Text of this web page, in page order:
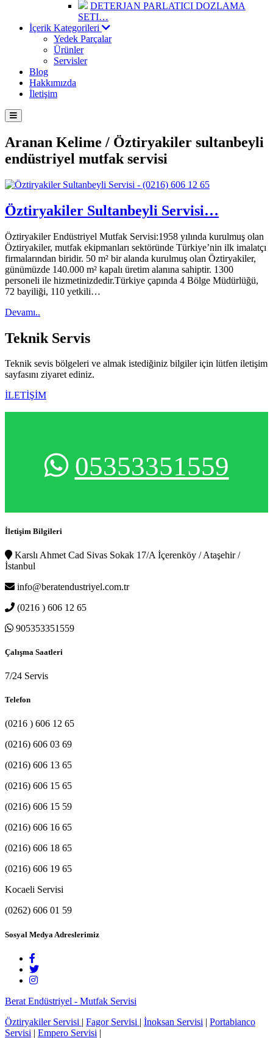
DETERJAN PARLATICI DOZLAMA
SETI…
İçerik Kategorileri
Yedek Parçalar
Ürünler
Servisler
Blog
Hakkımızda
İletişim
Aranan Kelime / Öztiryakiler sultanbeyli
endüstriyel mutfak servisi
Öztiryakiler Sultanbeyli Servisi…
Öztiryakiler Endüstriyel Mutfak Servisi:1958 yılında kurulmuş olan
Öztiryakiler, mutfak ekipmanları sektöründe Türkiye’nin ilk imalatçı
firmalarından biridir. 50 m² bir alanda kurulmuş olan Öztiryakiler,
günümüzde 140.000 m² kapalı üretim alanına sahiptir. 1300
personeli ile hizmetinizdedir.Türkiye çapında 4 Bölge Müdürlüğü,
72 bayiliği, 110 yetkili…
Devamı..
Teknik Servis
Teknik sevis bölgeleri ve almak istediğiniz bilgiler için lütfen iletişim
sayfasını ziyaret ediniz.
İLETİŞİM
05353351559
İletişim Bilgileri
Karslı Ahmet Cad Sivas Sokak 17/A İçerenköy / Ataşehir /
İstanbul
info@beratendustriyel.com.tr
(0216 ) 606 12 65
905353351559
Çalışma Saatleri
7/24 Servis
Telefon
(0216 ) 606 12 65
(0216) 606 03 69
(0216) 606 13 65
(0216) 606 15 65
(0216) 606 15 59
(0216) 606 16 65
(0216) 606 18 65
(0216) 606 19 65
Kocaeli Servisi
(0262) 606 01 59
Sosyal Medya Adreslerimiz
Berat Endüstriyel - Mutfak Servisi
Öztiryakiler Servisi | Fagor Servisi | İnoksan Servisi | Portabianco
Servisi | Empero Servisi |